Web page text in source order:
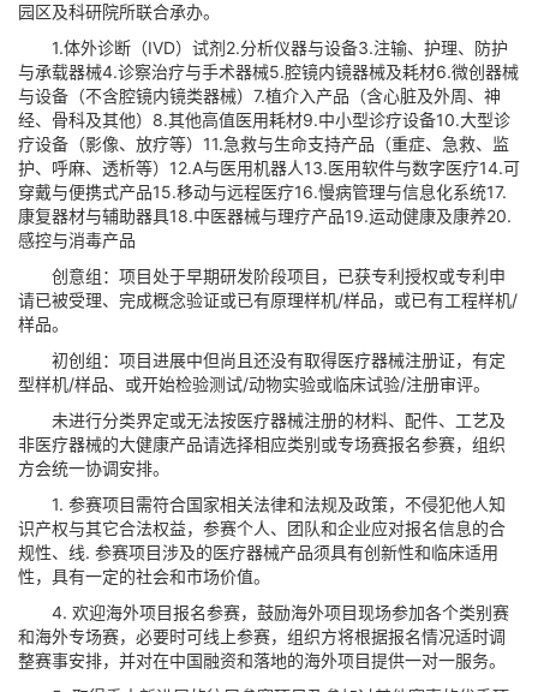
园区及科研院所联合承办。
1.体外诊断（IVD）试剂2.分析仪器与设备3.注输、护理、防护
与承载器械4.诊察治疗与手术器械5.腔镜内镜器械及耗材6.微创器械
与设备（不含腔镜内镜类器械）7.植介入产品（含心脏及外周、神
经、骨科及其他）8.其他高值医用耗材9.中小型诊疗设备10.大型诊
疗设备（影像、放疗等）11.急救与生命支持产品（重症、急救、监
护、呼麻、透析等）12.A与医用机器人13.医用软件与数字医疗14.可
穿戴与便携式产品15.移动与远程医疗16.慢病管理与信息化系统17.
康复器材与辅助器具18.中医器械与理疗产品19.运动健康及康养20.
感控与消毒产品
创意组：项目处于早期研发阶段项目，已获专利授权或专利申
请已被受理、完成概念验证或已有原理样机/样品，或已有工程样机/
样品。
初创组：项目进展中但尚且还没有取得医疗器械注册证，有定
型样机/样品、或开始检验测试/动物实验或临床试验/注册审评。
未进行分类界定或无法按医疗器械注册的材料、配件、工艺及
非医疗器械的大健康产品请选择相应类别或专场赛报名参赛，组织
方会统一协调安排。
1. 参赛项目需符合国家相关法律和法规及政策，不侵犯他人知
识产权与其它合法权益，参赛个人、团队和企业应对报名信息的合
规性、线. 参赛项目涉及的医疗器械产品须具有创新性和临床适用
性，具有一定的社会和市场价值。
4. 欢迎海外项目报名参赛，鼓励海外项目现场参加各个类别赛
和海外专场赛，必要时可线上参赛，组织方将根据报名情况适时调
整赛事安排，并对在中国融资和落地的海外项目提供一对一服务。